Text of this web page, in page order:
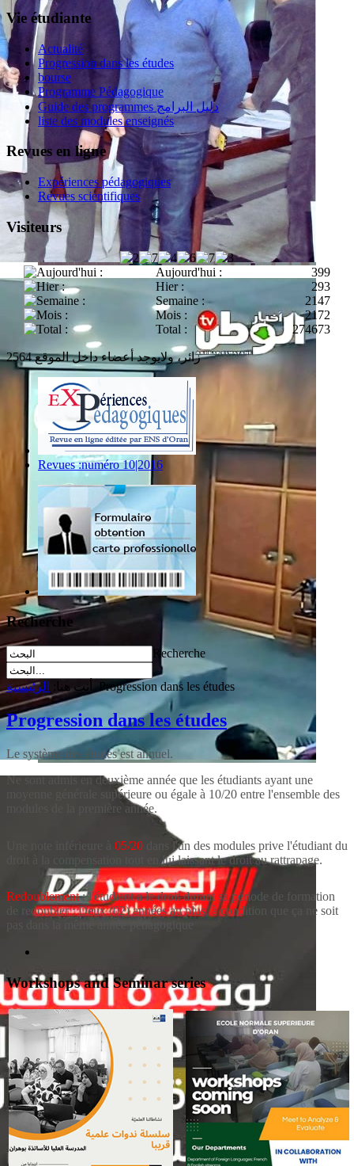
Vie étudiante
Actualité
Progression dans les études
bourse
Programme Pédagogique
Guide des programmes دليل البرامج
liste des modules enseignés
Revues en ligne
Expériences pédagogiques
Revues scientifiques
Visiteurs
Aujourd'hui :
399
Hier :
293
Semaine :
2147
Mois :
2172
Total :
274673
2564 زائر، ولايوجد أعضاء داخل الموقع
Revues :numéro 10|2016
Recherche
Recherche
أنت هنا: الرئيسية Progression dans les études
Progression dans les études
Le système des études est annuel.
Ne sont admis en deuxième année que les étudiants ayant une
moyenne générale supérieure ou égale à 10/20 entre l'ensemble des
modules de la première année.
05/20 dans l'un des modules prive l'étudiant du
droit à la compensation tout en lui laissant le droit au rattrapage.
Redoublement: l'étudiant a le droit durant sa période de formation
de redoubler : Deux (02) années au plus, à condition que ça ne soit
pas dans la même année pédagogique
Workshops and Seminar series